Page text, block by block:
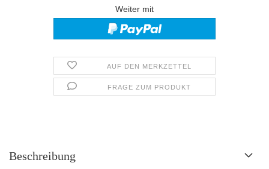
Weiter mit
AUF DEN MERKZETTEL
FRAGE ZUM PRODUKT
Beschreibung